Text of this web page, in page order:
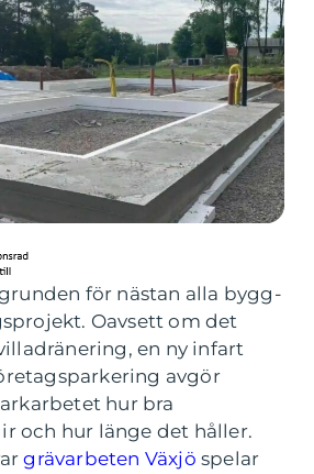
för nästan alla bygg-
Oavsett om det
en ny infart
avgör
hur bra
och hur länge det håller.
grävarbeten Växjö spelar